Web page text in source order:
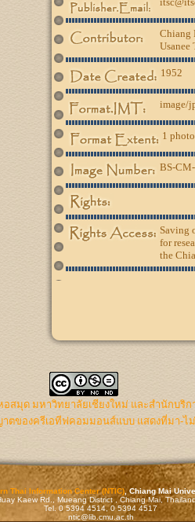
Chiang
Usanee
1952
image/
1
BS-
Saving
for
the
อสมุด มหาวิทยาลัยเชียงใหม่ และสำนักบริ
ของครีเอทีฟคอมมอนส์แบบ แสดงที่มา-ไม่
Thai Information Center (NTIC), Chiang Mai
Kaew Rd., Mueang District , Chiang Mai,
Tel. 0 5394 4514, 0 5394 4517
ntic@lib.cmu.ac.th